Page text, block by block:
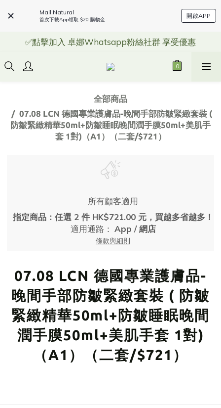
Mall Natural
首次下載App領取 $20 購物金
開啟APP
✅點擊加入 卓娜Whatsapp粉絲社群 享受優惠
全部商品
07.08 LCN 德國專業護膚品-晚間手部防皺緊緻套裝 (
防皺緊緻精華50ml+防皺睡眠晚間潤手膜50ml+美肌手
套 1對)（A1）（二套/$721）
所有顧客適用
指定商品：任選 2 件 HK$721.00 元，買越多省越多！
適用通路： App / 網店
條款與細則
07.08 LCN 德國專業護膚品-
晚間手部防皺緊緻套裝 ( 防皺
緊緻精華50ml+防皺睡眠晚間
潤手膜50ml+美肌手套 1對)
（A1）（二套/$721）